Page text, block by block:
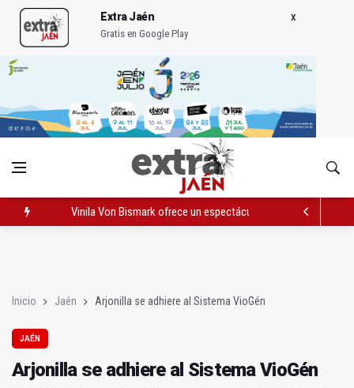
Extra Jaén
Gratis en Google Play
Vinila Von Bismark ofrece un espectáculo "rompedor" en el
Inicio Jaén Arjonilla se adhiere al Sistema VioGén
JAÉN
Arjonilla se adhiere al Sistema VioGén